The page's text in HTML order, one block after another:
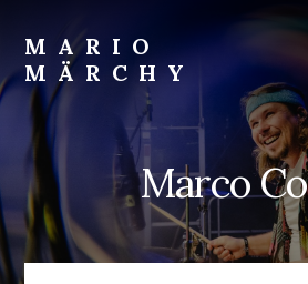
content
MARIO
MÄRCHY
Live
Studiodrummer
Marco